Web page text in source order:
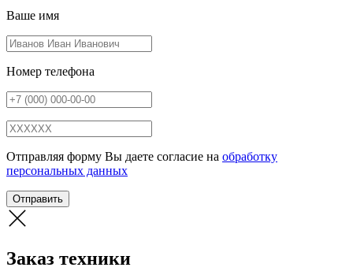
Ваше имя
Номер телефона
Отправляя форму Вы даете согласие на обработку
персональных данных
Отправить
Заказ техники